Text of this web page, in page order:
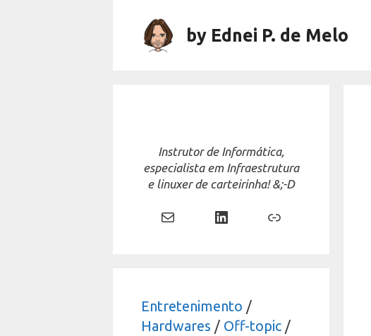
by Ednei P. de Melo
Instrutor de Informática,
especialista em Infraestrutura
e linuxer de carteirinha! &;-D
Mail LinkedIn Link
Entretenimento /
Hardwares / Off-topic /